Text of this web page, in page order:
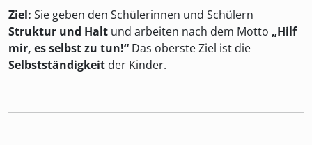
Ziel: Sie geben den Schülerinnen und Schülern
Struktur und Halt und arbeiten nach dem Motto „Hilf
mir, es selbst zu tun!“ Das oberste Ziel ist die
Selbstständigkeit der Kinder.